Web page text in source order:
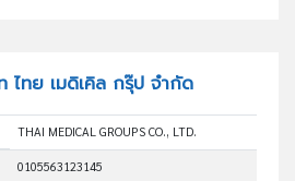
ไทย เมดิเคิล กรุ๊ป จำกัด
THAI MEDICAL GROUPS CO., LTD.
0105563123145